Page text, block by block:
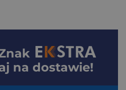
na dostawie!